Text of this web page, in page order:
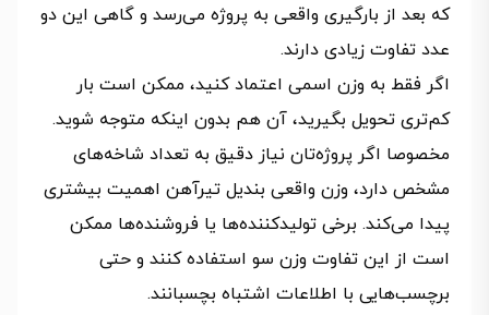
که بعد از بارگیری واقعی به پروژه می‌رسد و گاهی این دو
عدد تفاوت زیادی دارند.
اگر فقط به وزن اسمی اعتماد کنید، ممکن است بار
کم‌تری تحویل بگیرید، آن هم بدون اینکه متوجه شوید.
مخصوصا اگر پروژه‌تان نیاز دقیق به تعداد شاخه‌های
مشخص دارد، وزن واقعی بندیل تیرآهن اهمیت بیشتری
پیدا می‌کند. برخی تولیدکننده‌ها یا فروشنده‌ها ممکن
است از این تفاوت وزن سو استفاده کنند و حتی
برچسب‌هایی با اطلاعات اشتباه بچسبانند.